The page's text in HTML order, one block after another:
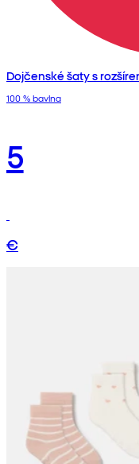
Dojčenské šaty s
100 % bavlna
5
€